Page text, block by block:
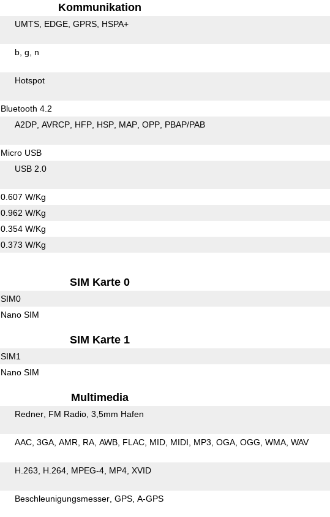
Kommunikation
UMTS EDGE GPRS HSPA+
b g n
Hotspot
Bluetooth 4.2
A2DP AVRCP HFP HSP MAP OPP PBAP/PAB
Micro USB
USB 2.0
0.607 W/Kg
0.962 W/Kg
0.354 W/Kg
0.373 W/Kg
SIM Karte 0
SIM0
Nano SIM
SIM Karte 1
SIM1
Nano SIM
Multimedia
Redner FM Radio 3,5mm Hafen
AAC 3GA AMR RA AWB FLAC MID MIDI MP3 OGA OGG WMA WAV
H.263 H.264 MPEG-4 MP4 XVID
Beschleunigungsmesser GPS A-GPS